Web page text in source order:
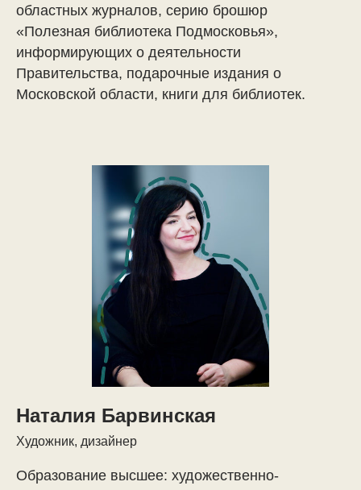
областных журналов, серию брошюр
«Полезная библиотека Подмосковья»,
информирующих о деятельности
Правительства, подарочные издания о
Московской области, книги для библиотек.
Наталия Барвинская
Художник, дизайнер
Образование высшее: художественно-